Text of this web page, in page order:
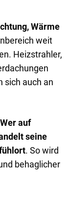
Wärme
weit
Heizstrahler,
sich auch an
Wer auf
seine
. So wird
behaglicher